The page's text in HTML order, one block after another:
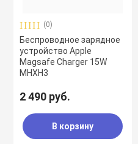
(0)
Беспроводное зарядное
устройство Apple
Magsafe Charger 15W
MHXH3
2 490 руб.
В корзину